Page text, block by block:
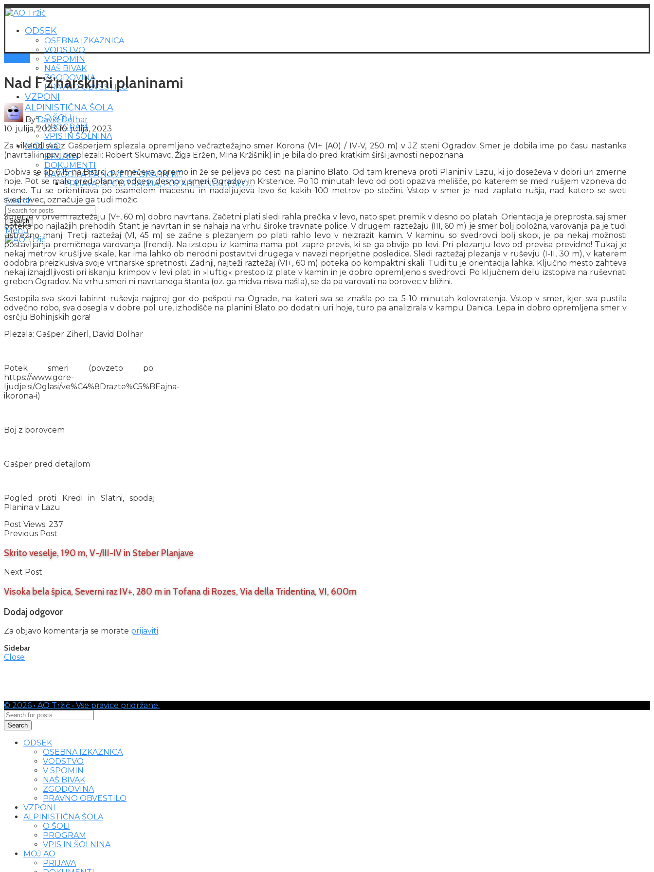
ODSEK
OSEBNA IZKAZNICA
VODSTVO
V SPOMIN
NAŠ BIVAK
ZGODOVINA
PRAVNO OBVESTILO
VZPONI
ALPINISTIČNA ŠOLA
O ŠOLI
PROGRAM
VPIS IN ŠOLNINA
MOJ AO
PRIJAVA
DOKUMENTI
NAVODILA ZA NOVE UPORABNIKE
PRIJAVA, REGISTRACIJA, POZABLJENO GESLO…
Search
Search
Menu
Nad F’ž’narskimi planinami
ByDavid Dolhar
10. julija, 202310. julija, 2023
Za vikend sva z Gašperjem splezala opremljeno večraztežajno smer Korona (VI+ (A0) / IV-V, 250 m) v JZ steni Ogradov. Smer je dobila ime po času nastanka
(navrtali in prvi preplezali: Robert Skumavc, Žiga Eržen, Mina Kržišnik) in je bila do pred kratkim širši javnosti nepoznana.
Dobiva se ob 6.15 na Bistrci, premečeva opremo in že se peljeva po cesti na planino Blato. Od tam kreneva proti Planini v Lazu, ki jo doseževa v dobri uri zmerne
hoje. Pot se malo pred planino odcepi desno v smeri Ogradov in Krstenice. Po 10 minutah levo od poti opaziva melišče, po katerem se med rušjem vzpneva do
stene. Tu se orientirava po osamelem macesnu in nadaljujeva levo še kakih 100 metrov po stečini. Vstop v smer je nad zaplato rušja, nad katero se sveti
svedrovec, označuje ga tudi možic.
Smer je v prvem raztežaju (V+, 60 m) dobro navrtana. Začetni plati sledi rahla prečka v levo, nato spet premik v desno po platah. Orientacija je preprosta, saj smer
poteka po najlažjih prehodih. Štant je navrtan in se nahaja na vrhu široke travnate police. V drugem raztežaju (III, 60 m) je smer bolj položna, varovanja pa je tudi
ustrezno manj. Tretji raztežaj (VI, 45 m) se začne s plezanjem po plati rahlo levo v neizrazit kamin. V kaminu so svedrovci bolj skopi, je pa nekaj možnosti
postavljanja premičnega varovanja (frendi). Na izstopu iz kamina nama pot zapre previs, ki se ga obvije po levi. Pri plezanju levo od previsa previdno! Tukaj je
nekaj metrov krušljive skale, kar ima lahko ob nerodni postavitvi drugega v navezi neprijetne posledice. Sledi raztežaj plezanja v ruševju (I-II, 30 m), v katerem
dodobra preizkusiva svoje vrtnarske spretnosti. Zadnji, najteži raztežaj (VI+, 60 m) poteka po kompaktni skali. Tudi tu je orientacija lahka. Ključno mesto zahteva
nekaj iznajdljivosti pri iskanju krimpov v levi plati in »luftig« prestop iz plate v kamin in je dobro opremljeno s svedrovci. Po ključnem delu izstopiva na ruševnati
greben Ogradov. Na vrhu smeri ni navrtanega štanta (oz. ga midva nisva našla), se da pa varovati na borovec v bližini.
Sestopila sva skozi labirint ruševja najprej gor do pešpoti na Ograde, na kateri sva se znašla po ca. 5-10 minutah kolovratenja. Vstop v smer, kjer sva pustila
odvečno robo, sva dosegla v dobre pol ure, izhodišče na planini Blato po dodatni uri hoje, turo pa analizirala v kampu Danica. Lepa in dobro opremljena smer v
osrčju Bohinjskih gora!
Plezala: Gašper Ziherl, David Dolhar
Potek smeri (povzeto po:
https://www.gore-
ljudje.si/Oglasi/ve%C4%8Drazte%C5%BEajna-
ikorona-i)
Boj z borovcem
Gašper pred detajlom
Pogled proti Kredi in Slatni, spodaj
Planina v Lazu
Post Views: 237
Previous Post
Skrito veselje, 190 m, V-/III-IV in Steber Planjave
Next Post
Visoka bela špica, Severni raz IV+, 280 m in Tofana di Rozes, Via della Tridentina, VI, 600m
Dodaj odgovor
Za objavo komentarja se morate prijaviti.
Sidebar
Close
© 2026 • AO Tržič • Vse pravice pridržane.
Search
ODSEK
OSEBNA IZKAZNICA
VODSTVO
V SPOMIN
NAŠ BIVAK
ZGODOVINA
PRAVNO OBVESTILO
VZPONI
ALPINISTIČNA ŠOLA
O ŠOLI
PROGRAM
VPIS IN ŠOLNINA
MOJ AO
PRIJAVA